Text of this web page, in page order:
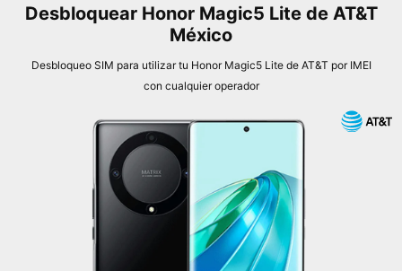
Desbloquear Honor Magic5 Lite de AT&T
México
Desbloqueo SIM para utilizar tu Honor Magic5 Lite de AT&T por IMEI
con cualquier operador